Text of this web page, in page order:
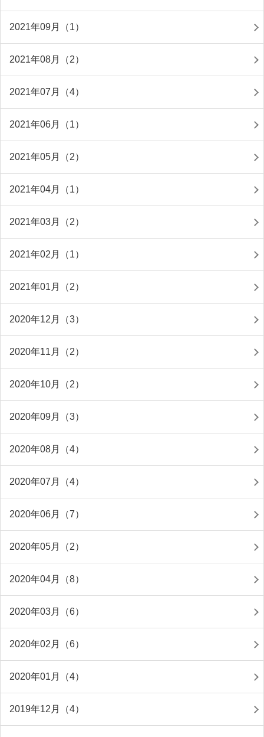
2021年09月（1）
2021年08月（2）
2021年07月（4）
2021年06月（1）
2021年05月（2）
2021年04月（1）
2021年03月（2）
2021年02月（1）
2021年01月（2）
2020年12月（3）
2020年11月（2）
2020年10月（2）
2020年09月（3）
2020年08月（4）
2020年07月（4）
2020年06月（7）
2020年05月（2）
2020年04月（8）
2020年03月（6）
2020年02月（6）
2020年01月（4）
2019年12月（4）